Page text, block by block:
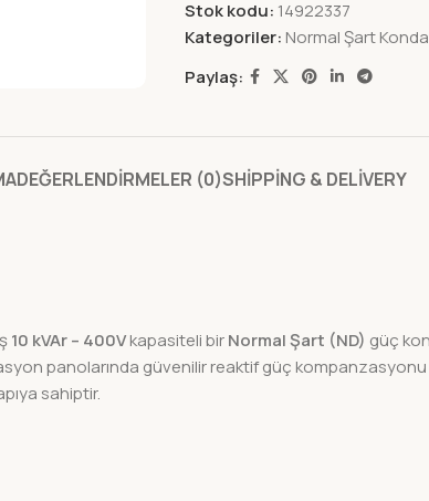
Stok kodu: 14922337
Kategoriler: Normal Şart
Paylaş:
DEĞERLENDIRMELER (0)SHIPPING & DELIVERY
10 kVAr – 400Vkapasiteli birNormal Şart (ND) güç
panolarında güvenilir reaktif güç kompanzasyonu
sahiptir.